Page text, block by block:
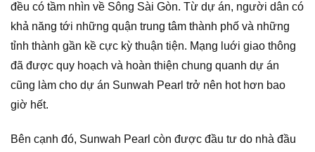
đều có tầm nhìn về Sông Sài Gòn. Từ dự án, người dân có
khả năng tới những quận trung tâm thành phố và những
tỉnh thành gần kề cực kỳ thuận tiện. Mạng luới giao thông
đã được quy hoạch và hoàn thiện chung quanh dự án
cũng làm cho dự án Sunwah Pearl trở nên hot hơn bao
giờ hết.
Bên cạnh đó, Sunwah Pearl còn được đầu tư do nhà đầu